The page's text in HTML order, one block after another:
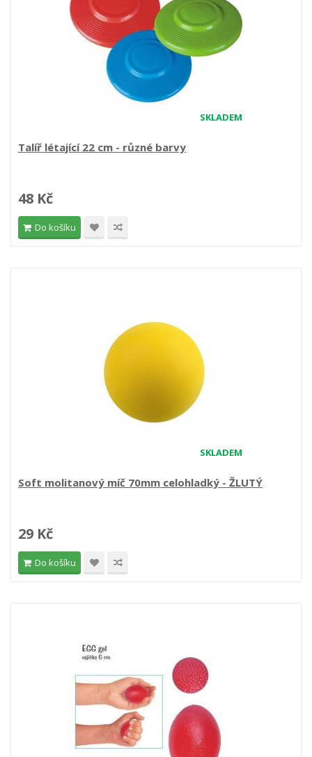
SKLADEM
Talíř létající 22 cm - různé barvy
48 Kč
Do košíku
SKLADEM
Soft molitanový míč 70mm celohladký - ŽLUTÝ
29 Kč
Do košíku